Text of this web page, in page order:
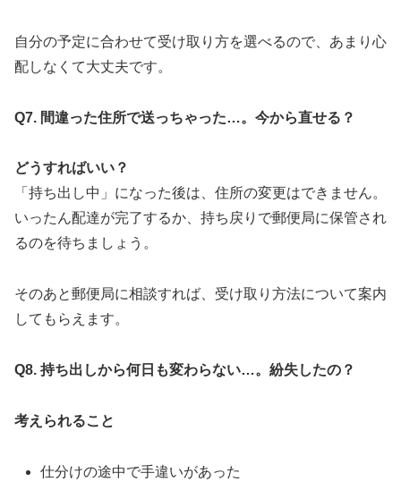
自分の予定に合わせて受け取り方を選べるので、あまり心
配しなくて大丈夫です。
Q7. 間違った住所で送っちゃった…。今から直せる？
どうすればいい？
「持ち出し中」になった後は、住所の変更はできません。
いったん配達が完了するか、持ち戻りで郵便局に保管され
るのを待ちましょう。
そのあと郵便局に相談すれば、受け取り方法について案内
してもらえます。
Q8. 持ち出しから何日も変わらない…。紛失したの？
考えられること
仕分けの途中で手違いがあった